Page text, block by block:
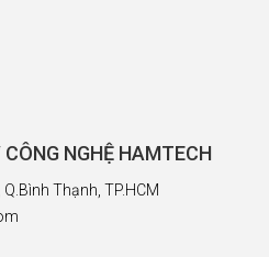
NGHỆ HAMTECH
Thạnh, TP.HCM